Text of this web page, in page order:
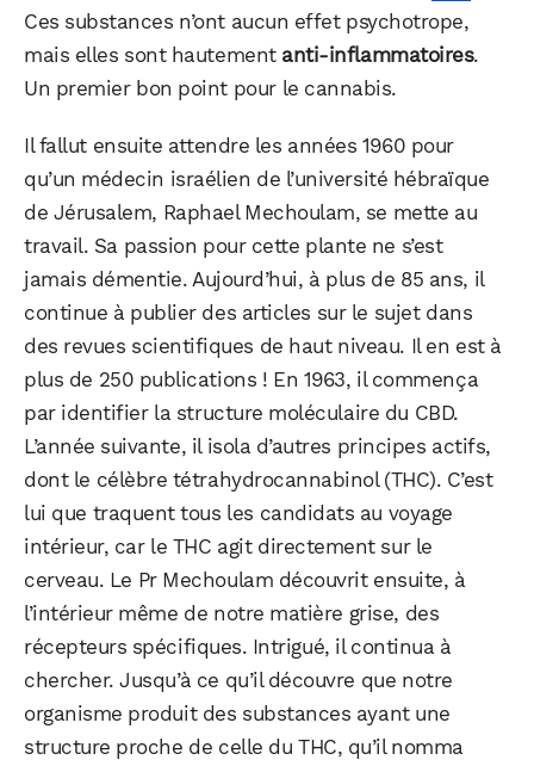
Ces substances n’ont aucun effet psychotrope,
mais elles sont hautement anti-inflammatoires.
Un premier bon point pour le cannabis.
Il fallut ensuite attendre les années 1960 pour
qu’un médecin israélien de l’université hébraïque
de Jérusalem, Raphael Mechoulam, se mette au
travail. Sa passion pour cette plante ne s’est
jamais démentie. Aujourd’hui, à plus de 85 ans, il
continue à publier des articles sur le sujet dans
des revues scientifiques de haut niveau. Il en est à
plus de 250 publications ! En 1963, il commença
par identifier la structure moléculaire du CBD.
L’année suivante, il isola d’autres principes actifs,
dont le célèbre tétrahydrocannabinol (THC). C’est
lui que traquent tous les candidats au voyage
intérieur, car le THC agit directement sur le
cerveau. Le Pr Mechoulam découvrit ensuite, à
l’intérieur même de notre matière grise, des
récepteurs spécifiques. Intrigué, il continua à
chercher. Jusqu’à ce qu’il découvre que notre
organisme produit des substances ayant une
structure proche de celle du THC, qu’il nomma